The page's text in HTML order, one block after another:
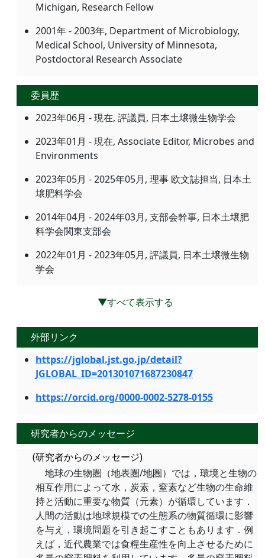
Michigan, Research Fellow
2001年 - 2003年, Department of Microbiology,
Medical School, University of Minnesota,
Postdoctoral Research Associate
委員歴
2023年06月 - 現在, 評議員, 日本土壌微生物学会
2023年01月 - 現在, Associate Editor, Microbes and
Environments
2023年05月 - 2025年05月, 理事 欧文誌担当, 日本土
壌肥料学会
2014年04月 - 2024年03月, 支部会幹事, 日本土壌肥
料学会関東支部会
2022年01月 - 2023年05月, 評議員, 日本土壌微生物
学会
▼すべて表示する
外部リンク
https://jglobal.jst.go.jp/detail?
JGLOBAL_ID=201301071687230847
https://orcid.org/0000-0002-5278-0155
研究者からのメッセージ
(研究者からのメッセージ)
地球の生物圏（地表圏/地圏）では，環境と生物の
相互作用によって水，炭素，窒素など生物の生命維
持と活動に重要な物質（元素）が循環しています．
人間の活動は地球規模での生態系の物質循環に影響
を与え，環境問題を引き起こすこともあります．例
えば，近代農業では食糧生産性を向上させるために